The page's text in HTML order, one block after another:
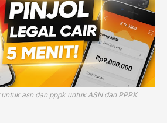
asn dan pppk untuk ASN dan PPPK